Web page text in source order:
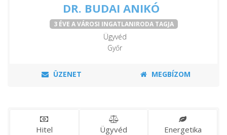
DR. BUDAI ANIKÓ
3 ÉVE A VÁROSI INGATLANIRODA TAGJA
Ügyvéd
Győr
ÜZENET MEGBÍZOM
Hitel Ügyvéd Energetika